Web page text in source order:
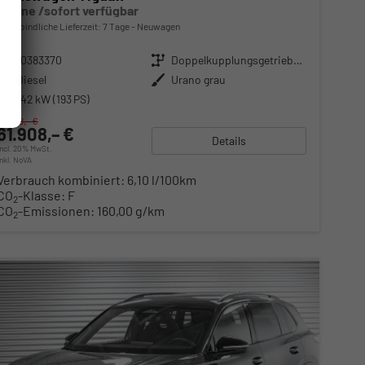
R-Line /sofort verfügbar
unverbindliche Lieferzeit: 7 Tage Neuwagen
10383370 Getriebe
Doppelkupplungsgetriebe (DSG)
Diesel Außenfarbe Urano grau
142 kW (193 PS)
€
20% MwSt.
NoVA
65.788,– €
Details
kombiniert: 6,10 l/100km
2-Klasse: F
2-Emissionen: 160,00 g/km